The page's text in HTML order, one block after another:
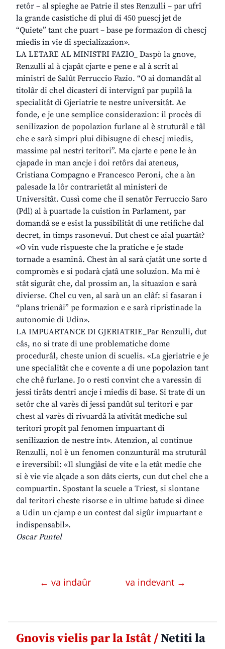
retôr – al spieghe ae Patrie il stes Renzulli – par ufrî
la grande casistiche di plui di 450 puescj jet de
“Quiete” tant che puart – base pe formazion di chescj
miedis in vie di specializazion».
LA LETARE AL MINISTRI FAZIO_ Daspò la gnove,
Renzulli al à cjapât cjarte e pene e al à scrit al
ministri de Salût Ferruccio Fazio. “O ai domandât al
titolâr di chel dicasteri di intervignî par pupilâ la
specialitât di Gjeriatrie te nestre universitât. Ae
fonde, e je une semplice considerazion: il procès di
senilizazion de popolazion furlane al è struturâl e tâl
che e sarà simpri plui dibisugne di chescj miedis,
massime pal nestri teritori”. Ma cjarte e pene le àn
cjapade in man ancje i doi retôrs dai ateneus,
Cristiana Compagno e Francesco Peroni, che a àn
palesade la lôr contrarietât al ministeri de
Universitât. Cussì come che il senatôr Ferruccio Saro
(Pdl) al à puartade la cuistion in Parlament, par
domandâ se e esist la pussibilitât di une retifiche dal
decret, in timps rasonevui. Dut chest ce aial puartât?
«O vin vude rispueste che la pratiche e je stade
tornade a esaminâ. Chest àn al sarà cjatât une sorte d
compromès e si podarà cjatâ une soluzion. Ma mi è
stât sigurât che, dal prossim an, la situazion e sarà
divierse. Chel cu ven, al sarà un an clâf: si fasaran i
“plans trienâi” pe formazion e e sarà ripristinade la
autonomie di Udin».
LA IMPUARTANCE DI GJERIATRIE_Par Renzulli, dut
câs, no si trate di une problematiche dome
procedurâl, cheste union di scuelis. «La gjeriatrie e je
une specialitât che e covente a di une popolazion tant
che chê furlane. Jo o resti convint che a varessin di
jessi tirâts dentri ancje i miedis di base. Si trate di un
setôr che al varès di jessi pandût sul teritori e par
chest al varès di rivuardâ la ativitât mediche sul
teritori propit pal fenomen impuartant di
senilizazion de nestre int». Atenzion, al continue
Renzulli, nol è un fenomen conzunturâl ma struturâl
e ireversibil: «Il slungjâsi de vite e la etât medie che
si è vie vie alçade a son dâts cierts, cun dut chel che a
compuartin. Spostant la scuele a Triest, si slontane
dal teritori cheste risorse e in ultime batude si dinee
a Udin un cjamp e un contest dal sigûr impuartant e
indispensabil».
Oscar Puntel
← va indaûr va indevant →
Gnovis vielis par la Istât /Netiti la